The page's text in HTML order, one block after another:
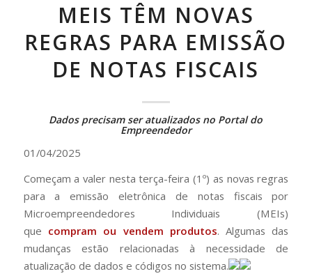
MEIS TÊM NOVAS
REGRAS PARA EMISSÃO
DE NOTAS FISCAIS
Dados precisam ser atualizados no Portal do
Empreendedor
01/04/2025
Começam a valer nesta terça-feira (1º) as novas regras
para a emissão eletrônica de notas fiscais por
Microempreendedores Individuais (MEIs)
que compram ou vendem produtos. Algumas das
mudanças estão relacionadas à necessidade de
atualização de dados e códigos no sistema.